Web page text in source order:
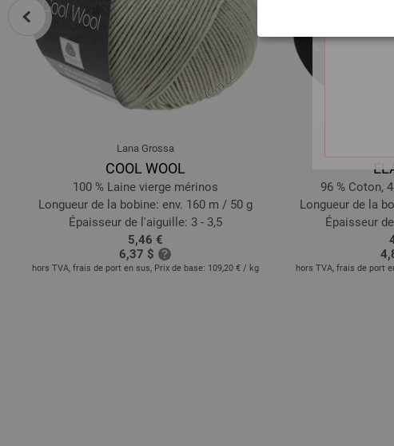
Lana Grossa
COOL WOOL
100 % Laine vierge mérinos
Longueur de la bobine: env. 160 m / 50 g
Épaisseur de l'aiguille: 3 - 3,5
5,46 €
6,37 $
hors TVA, frais de port en sus, Prix de base: 109,20 € / kg
96 % Coton,
Longueur de la
Épaisseur
hors TVA, frais de port